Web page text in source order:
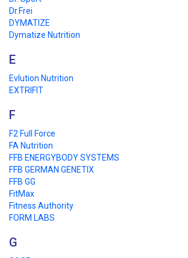
Dr.Frei
DYMATIZE
Dymatize Nutrition
E
Evlution Nutrition
EXTRIFIT
F
F2 Full Force
FA Nutrition
FFB ENERGYBODY SYSTEMS
FFB GERMAN GENETIX
FFB GG
FitMax
Fitness Authority
FORM LABS
G